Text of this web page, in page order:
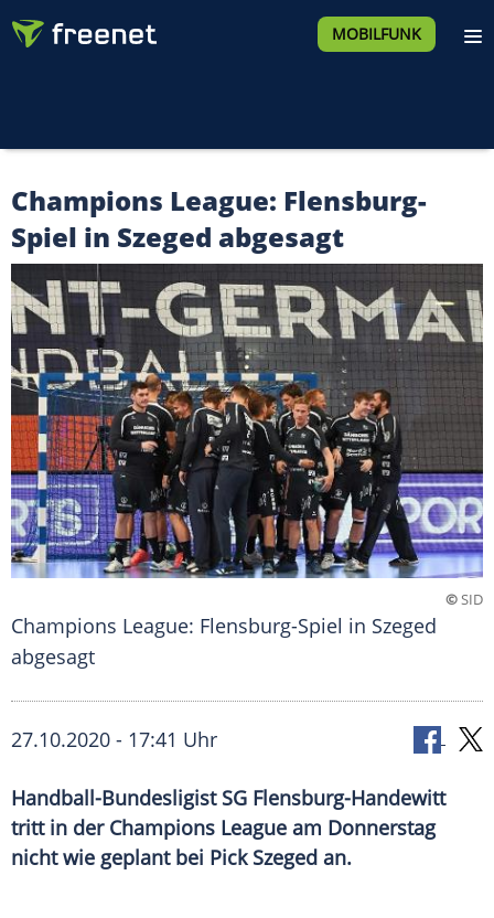
MOBILFUNK
Champions League: Flensburg-
Spiel in Szeged abgesagt
©SID
Champions League: Flensburg-Spiel in Szeged
abgesagt
27.10.2020 - 17:41 Uhr
Handball-Bundesligist SG Flensburg-Handewitt
tritt in der Champions League am Donnerstag
nicht wie geplant bei Pick Szeged an.